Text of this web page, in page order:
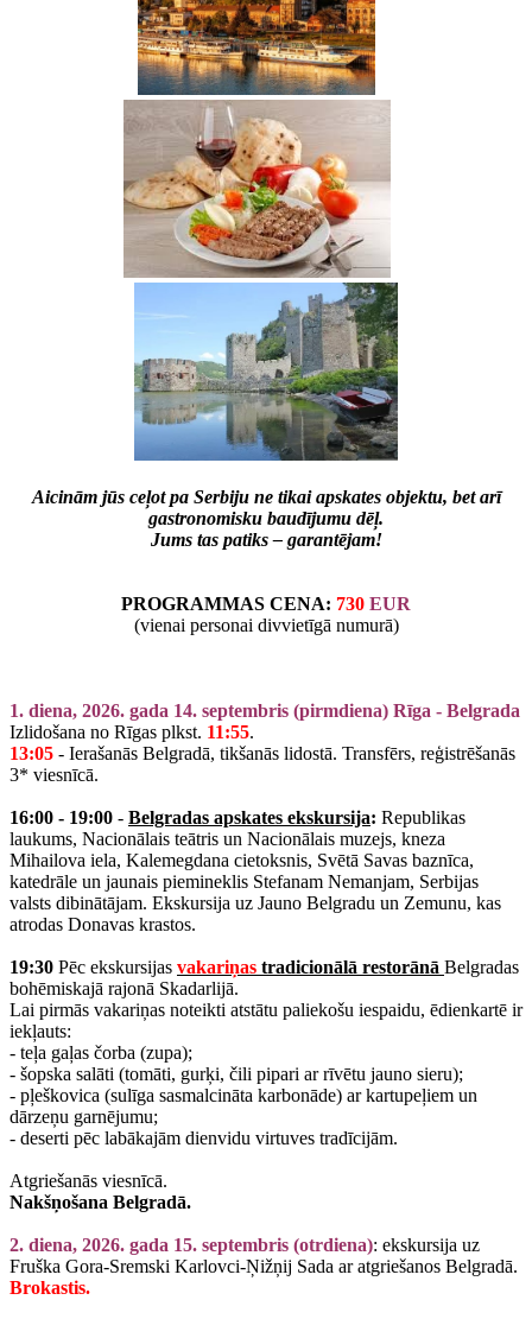
Aicinām jūs ceļot pa Serbiju ne tikai apskates objektu, bet arī
gastronomisku baudījumu dēļ.
Jums tas patiks – garantējam!
PROGRAMMAS CENA: 730 EUR
(vienai personai divvietīgā numurā)
1. diena, 2026. gada 14. septembris (pirmdiena) Rīga - Belgrada
Izlidošana no Rīgas plkst. 11:55.
13:05 - Ierašanās Belgradā, tikšanās lidostā. Transfērs, reģistrēšanās
3* viesnīcā.
16:00 - 19:00 - Belgradas apskates ekskursija: Republikas
laukums, Nacionālais teātris un Nacionālais muzejs, kneza
Mihailova iela, Kalemegdana cietoksnis, Svētā Savas baznīca,
katedrāle un jaunais piemineklis Stefanam Nemanjam, Serbijas
valsts dibinātājam. Ekskursija uz Jauno Belgradu un Zemunu, kas
atrodas Donavas krastos.
19:30 Pēc ekskursijas vakariņas tradicionālā restorānā Belgradas
bohēmiskajā rajonā Skadarlijā.
Lai pirmās vakariņas noteikti atstātu paliekošu iespaidu, ēdienkartē ir
iekļauts:
- teļa gaļas čorba (zupa);
- šopska salāti (tomāti, gurķi, čili pipari ar rīvētu jauno sieru);
- pļeškovica (sulīga sasmalcināta karbonāde) ar kartupeļiem un
dārzeņu garnējumu;
- deserti pēc labākajām dienvidu virtuves tradīcijām.
Atgriešanās viesnīcā.
Nakšņošana Belgradā.
2. diena, 2026. gada 15. septembris (otrdiena): ekskursija uz
Fruška Gora-Sremski Karlovci-Ņižņij Sada ar atgriešanos Belgradā.
Brokastis.